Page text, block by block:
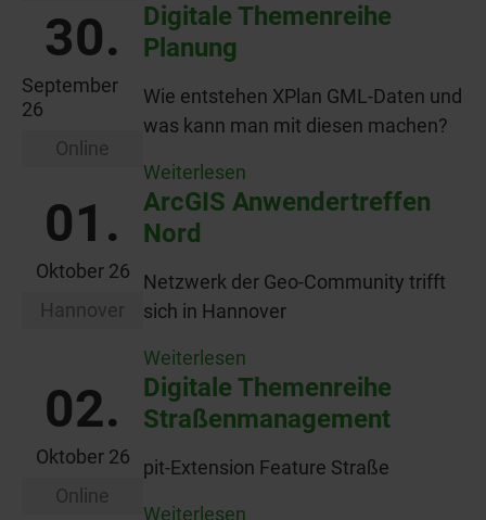
30.
September
26
Online
Digitale Themenreihe
Planung
Wie entstehen XPlan GML-Daten und
was kann man mit diesen machen?
Weiterlesen
01.
Oktober 26
Hannover
ArcGIS Anwendertreffen
Nord
Netzwerk der Geo-Community trifft
sich in Hannover
Weiterlesen
02.
Oktober 26
Online
Digitale Themenreihe
Straßenmanagement
pit-Extension Feature Straße
Weiterlesen